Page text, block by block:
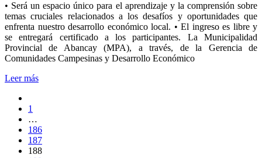
• Será un espacio único para el aprendizaje y la comprensión sobre
temas cruciales relacionados a los desafíos y oportunidades que
enfrenta nuestro desarrollo económico local. • El ingreso es libre y
se entregará certificado a los participantes. La Municipalidad
Provincial de Abancay (MPA), a través, de la Gerencia de
Comunidades Campesinas y Desarrollo Económico
Leer más
1
…
186
187
188